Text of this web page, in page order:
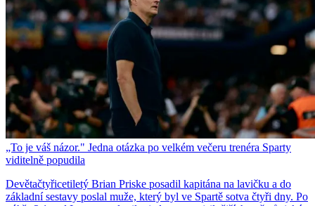
„To je váš názor." Jedna otázka po velkém večeru trenéra Sparty
viditelně popudila
Devětačtyřicetiletý Brian Priske posadil kapitána na lavičku a do
základní sestavy poslal muže, který byl ve Spartě sotva čtyři dny. Po